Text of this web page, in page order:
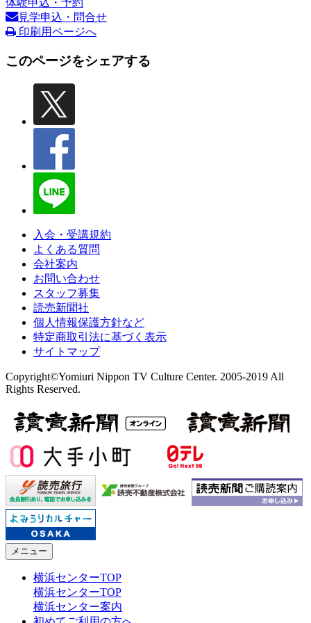
見学申込・問合せ
印刷用ページへ
このページをシェアする
入会・受講規約
よくある質問
会社案内
お問い合わせ
スタッフ募集
読売新聞社
個人情報保護方針など
特定商取引法に基づく表示
サイトマップ
Copyright©Yomiuri Nippon TV Culture Center. 2005-2019 All
Rights Reserved.
メニュー
横浜センターTOP
横浜センターTOP
横浜センター案内